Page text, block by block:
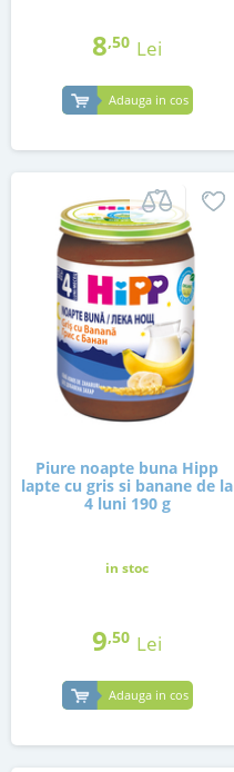
8,50 Lei
Adauga in cos
Piure noapte buna Hipp
lapte cu gris si banane de la
4 luni 190 g
in stoc
9,50 Lei
Adauga in cos